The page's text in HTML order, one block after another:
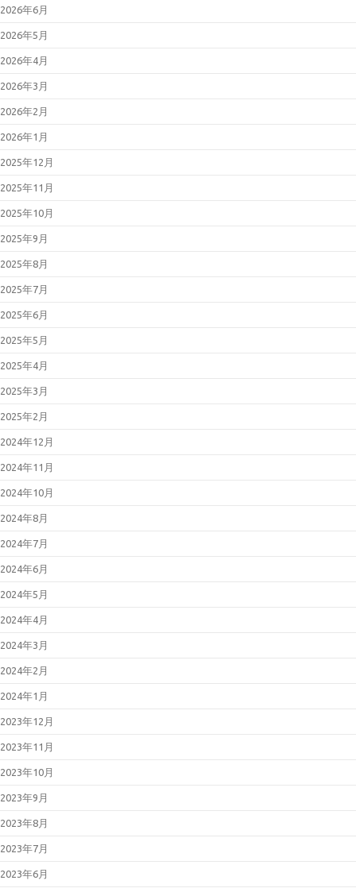
2026年6月
2026年5月
2026年4月
2026年3月
2026年2月
2026年1月
2025年12月
2025年11月
2025年10月
2025年9月
2025年8月
2025年7月
2025年6月
2025年5月
2025年4月
2025年3月
2025年2月
2024年12月
2024年11月
2024年10月
2024年8月
2024年7月
2024年6月
2024年5月
2024年4月
2024年3月
2024年2月
2024年1月
2023年12月
2023年11月
2023年10月
2023年9月
2023年8月
2023年7月
2023年6月